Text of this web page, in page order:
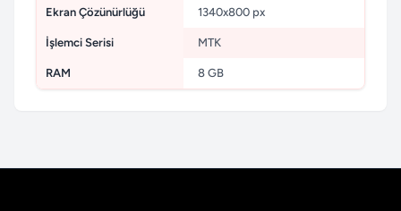
Ekran Çözünürlüğü 1340x800 px
İşlemci Serisi MTK
RAM 8 GB